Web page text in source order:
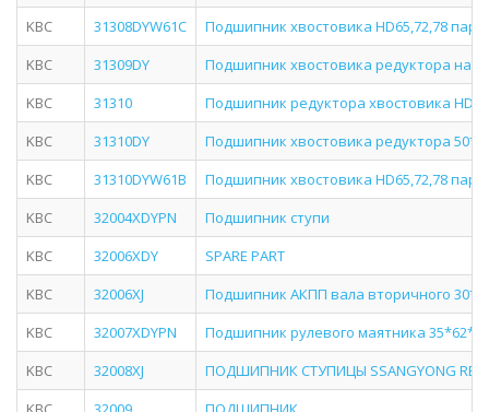
KBC
31308DYW61C
Подшипник хвостовика HD65,72,78
KBC
31309DY
Подшипник хвостовика редуктора
KBC
31310
Подшипник редуктора хвостовика HD78
KBC
31310DY
Подшипник хвостовика редуктора
KBC
31310DYW61B
Подшипник хвостовика HD65,72,78 пары
KBC
32004XDYPN
Подшипник ступи
KBC
32006XDY
SPARE PART
KBC
32006XJ
Подшипник АКПП вала вторичного
KBC
32007XDYPN
Подшипник рулевого маятника
KBC
32008XJ
ПОДШИПНИК СТУПИЦЫ SSANGYONG